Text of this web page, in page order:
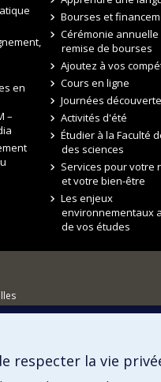
en
–
Bourses et
Cérémonie annuelle
remise de bourses
Ajoutez à vos
Cours en ligne
Journées découverte
Activités d'été
Étudier à la Faculté
des sciences
Services pour votre
et votre bien-être
Les enjeux
environnementaux
de vos études
respecter la vie